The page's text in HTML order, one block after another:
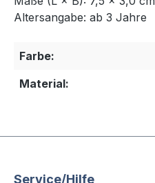
Altersangabe: ab 3 Jahre
Farbe:
Material:
Service/Hilfe